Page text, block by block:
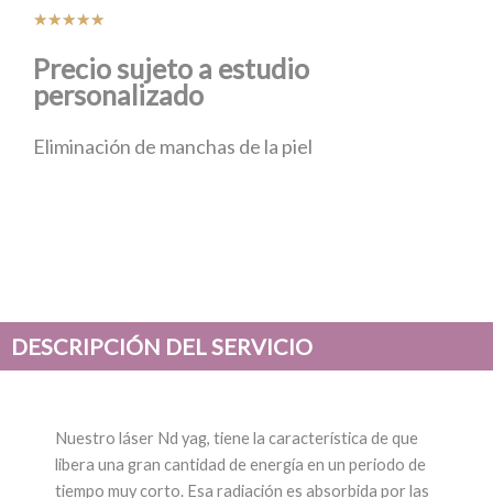
★★★★★
5
de
Precio sujeto a estudio
personalizado
Eliminación de manchas de la piel
DESCRIPCIÓN DEL SERVICIO
Nuestro láser Nd yag, tiene la característica de que
libera una gran cantidad de energía en un periodo de
tiempo muy corto. Esa radiación es absorbida por las